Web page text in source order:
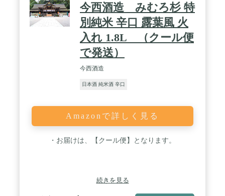
今西酒造 みむろ杉 特
別純米 辛口 露葉風 火
入れ 1.8L （クール便
で発送）
今西酒造
日本酒 純米酒 辛口
Amazonで詳しく見る
・お届けは、【クール便】となります。
続きを見る